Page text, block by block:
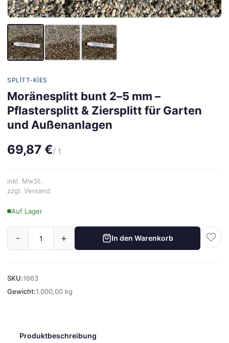
SPLITT-KIES
Moränesplitt bunt 2–5 mm –
Pflastersplitt & Ziersplitt für Garten
und Außenanlagen
69,87 €/ t
inkl. MwSt.
zzgl. Versand
Auf Lager
- + In den Warenkorb
SKU:1663
Gewicht:1.000,00 kg
Produktbeschreibung